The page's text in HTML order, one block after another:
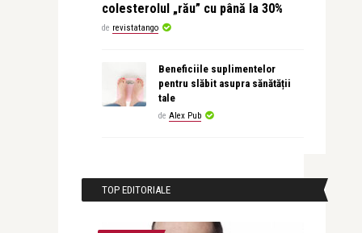
colesterolul „rău” cu până la 30%
de revistatango
Beneficiile suplimentelor
pentru slăbit asupra sănătății
tale
de Alex Pub
TOP EDITORIALE